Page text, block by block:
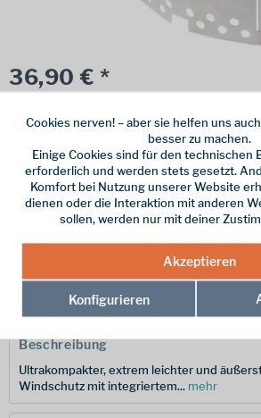
36,90 € *
Online bestellen
vorrätig | Lieferzeit 1-3 Werktage
In den
Merken
Beschreibung
Ultrakompakter, extrem leichter und
Windschutz mit integriertem... mehr
Cookies nerven! – aber sie helfen uns
besser zu machen.
Einige Cookies sind für den technischen
erforderlich und werden stets gesetzt.
Komfort bei Nutzung unserer Website
dienen oder die Interaktion mit anderen
sollen, werden nur mit deiner
Akzeptieren
Konfigurieren